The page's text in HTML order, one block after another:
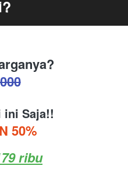
ini Saja!!
50%
ribu